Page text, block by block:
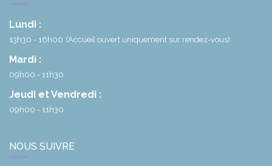
Lundi :
13h30 - 16h00 (Accueil ouvert uniquement sur rendez-vous)
Mardi :
09h00 - 11h30
Jeudi et Vendredi :
09h00 - 11h30
NOUS SUIVRE